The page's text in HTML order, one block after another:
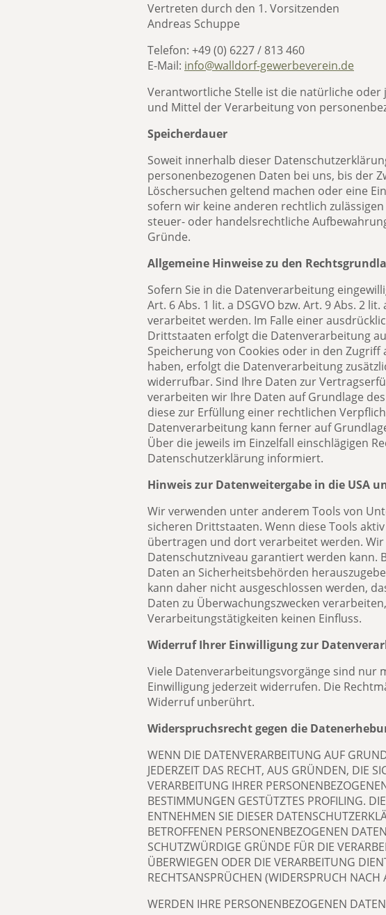
Vertreten durch den 1. Vorsitzenden
Andreas Schuppe
Telefon: +49 (0) 6227 / 813 460
E-Mail: info@walldorf-gewerbeverein.de
Verantwortliche Stelle ist die natürliche
und Mittel der Verarbeitung von
Speicherdauer
Soweit innerhalb dieser
personenbezogenen Daten bei uns, bis der
Löschersuchen geltend machen oder eine
sofern wir keine anderen rechtlich
steuer- oder handelsrechtliche
Gründe.
Allgemeine Hinweise zu den
Sofern Sie in die Datenverarbeitung
Art. 6 Abs. 1 lit. a DSGVO bzw. Art. 9 Abs. 2
verarbeitet werden. Im Falle einer
Drittstaaten erfolgt die Datenverarbeitung
Speicherung von Cookies oder in den
haben, erfolgt die Datenverarbeitung
widerrufbar. Sind Ihre Daten zur
verarbeiten wir Ihre Daten auf Grundlage
diese zur Erfüllung einer rechtlichen
Datenverarbeitung kann ferner auf
Über die jeweils im Einzelfall einschlägigen
Datenschutzerklärung informiert.
Hinweis zur Datenweitergabe in die USA
Wir verwenden unter anderem Tools von
sicheren Drittstaaten. Wenn diese Tools
übertragen und dort verarbeitet werden.
Datenschutzniveau garantiert werden kann.
Daten an Sicherheitsbehörden
kann daher nicht ausgeschlossen werden,
Daten zu Überwachungszwecken
Verarbeitungstätigkeiten keinen Einfluss.
Widerruf Ihrer Einwilligung zur
Viele Datenverarbeitungsvorgänge sind nur
Einwilligung jederzeit widerrufen. Die
Widerruf unberührt.
Widerspruchsrecht gegen die
WENN DIE DATENVERARBEITUNG AUF
JEDERZEIT DAS RECHT, AUS GRÜNDEN, DIE
VERARBEITUNG IHRER
BESTIMMUNGEN GESTÜTZTES PROFILING.
ENTNEHMEN SIE DIESER
BETROFFENEN PERSONENBEZOGENEN
SCHUTZWÜRDIGE GRÜNDE FÜR DIE
ÜBERWIEGEN ODER DIE VERARBEITUNG
RECHTSANSPRÜCHEN (WIDERSPRUCH NACH
WERDEN IHRE PERSONENBEZOGENEN